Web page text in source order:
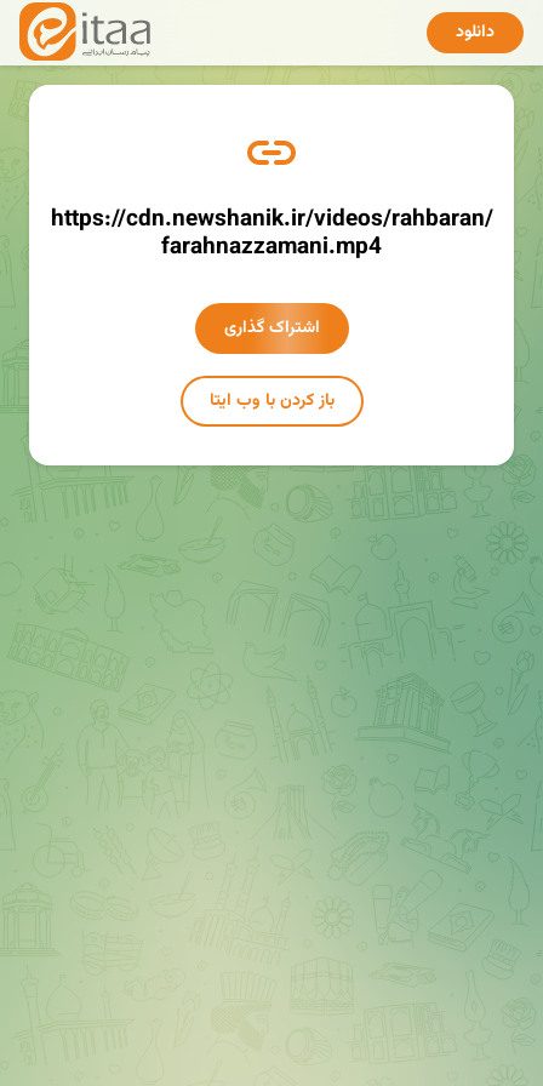
دانلود
https://cdn.newshanik.ir/videos/rahbaran/
farahnazzamani.mp4
اشتراک گذاری
باز کردن با وب ایتا